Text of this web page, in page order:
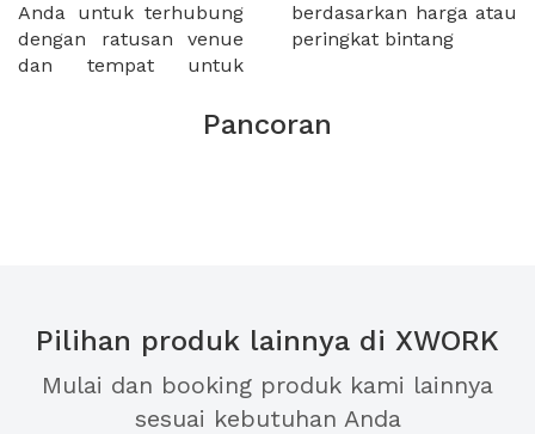
Anda untuk terhubung
dengan ratusan venue
dan tempat untuk
berdasarkan harga atau
peringkat bintang
Pancoran
Pilihan produk lainnya di XWORK
Mulai dan booking produk kami lainnya
sesuai kebutuhan Anda